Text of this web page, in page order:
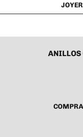
DIJES Y
SET DE
ANILLOS